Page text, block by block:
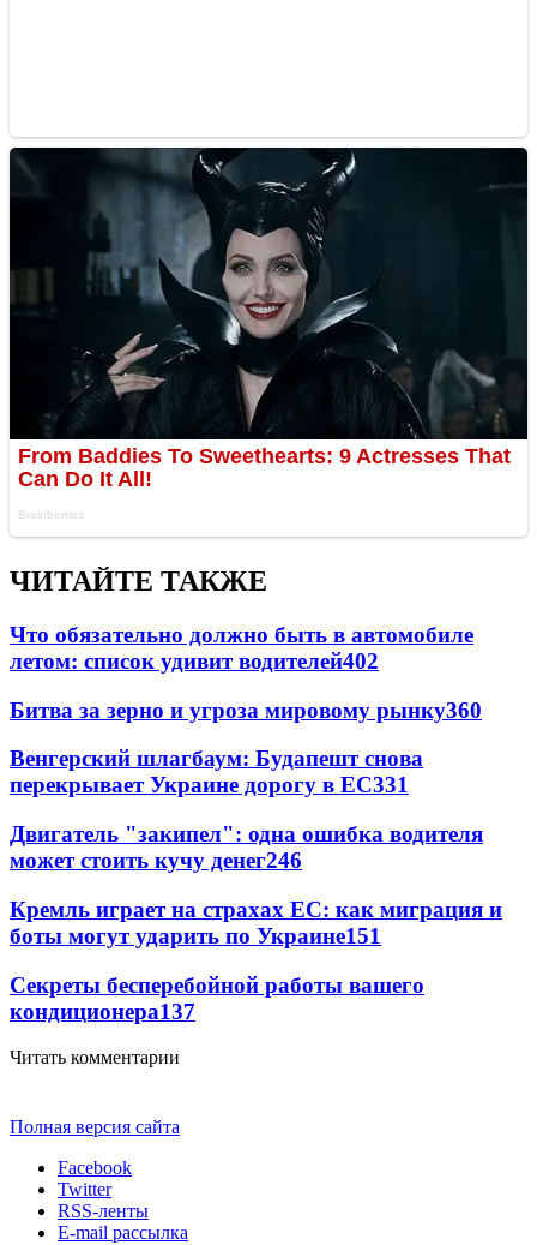
ЧИТАЙТЕ ТАКЖЕ
Что обязательно должно быть в автомобиле
летом: список удивит водителей402
Битва за зерно и угроза мировому рынку360
Венгерский шлагбаум: Будапешт снова
перекрывает Украине дорогу в ЕС331
Двигатель "закипел": одна ошибка водителя
может стоить кучу денег246
Кремль играет на страхах ЕС: как миграция и
боты могут ударить по Украине151
Секреты бесперебойной работы вашего
кондиционера137
Читать комментарии
Полная версия сайта
Facebook
Twitter
RSS-ленты
E-mail рассылка